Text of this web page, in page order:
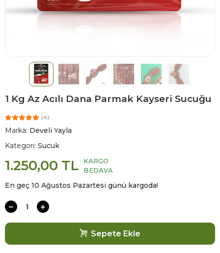
1 Kg Az Acılı Dana Parmak Kayseri Sucuğu
(4)
Marka: Develi Yayla
Kategori: Sucuk
1.250,00 TL
KARGO
BEDAVA
En geç 10 Ağustos Pazartesi günü kargoda!
Sepete Ekle